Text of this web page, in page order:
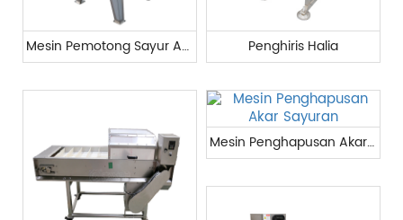
Mesin Pemotong Sayur Automatik Penghiris Halia
Mesin Penghapusan Akar Sayuran